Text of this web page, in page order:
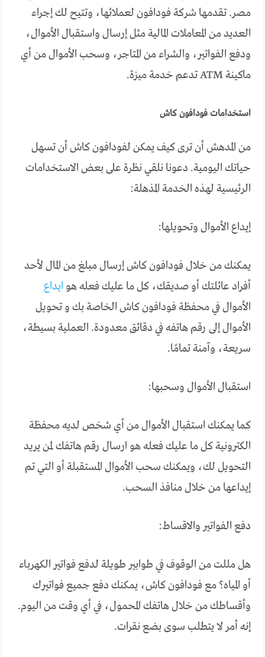
مصر. تقدمها شركة فودافون لعملائها، وتتيح لك إجراء
العديد من المعاملات المالية مثل إرسال واستقبال الأموال،
ودفع الفواتير، والشراء من المتاجر، وسحب الأموال من أي
ماكينة ATM تدعم خدمة ميزة.
استخدامات فودافون كاش
من المدهش أن ترى كيف يمكن لفودافون كاش أن تسهل
حياتك اليومية. دعونا نلقي نظرة على بعض الاستخدامات
الرئيسية لهذه الخدمة المذهلة:
إيداع الأموال وتحويلها:
يمكنك من خلال فودافون كاش إرسال مبلغ من المال لأحد
أفراد عائلتك أو صديقك، كل ما عليك فعله هو ايداع
الأموال في محفظة فودافون كاش الخاصة بك و تحويل
الأموال إلى رقم هاتفه في دقائق معدودة. العملية بسيطة،
سريعة، وآمنة تمامًا.
استقبال الأموال وسحبها:
كما يمكنك استقبال الأموال من أي شخص لديه محفظة
الكترونية كل ما عليك فعله هو ارسال رقم هاتفك لمن يريد
التحويل لك، ويمكنك سحب الأموال المستقبلة أو التي تم
إيداعها من خلال منافذ السحب.
دفع الفواتير والاقساط:
هل مللت من الوقوف في طوابير طويلة لدفع فواتير الكهرباء
أو المياه؟ مع فودافون كاش، يمكنك دفع جميع فواتيرك
وأقساطك من خلال هاتفك المحمول، في أي وقت من اليوم.
إنه أمر لا يتطلب سوى بضع نقرات.